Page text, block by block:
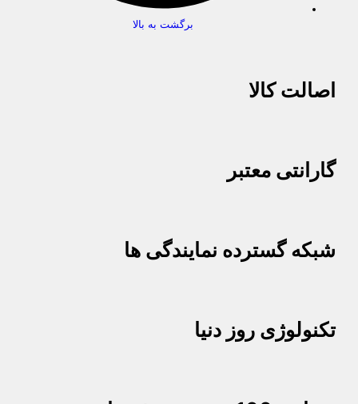
برگشت به بالا
اصالت کالا
گارانتی معتبر
شبکه گسترده نمایندگی ها
تکنولوژی روز دنیا